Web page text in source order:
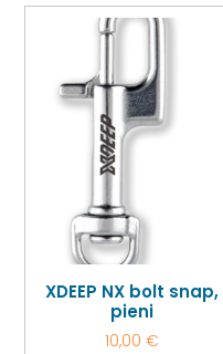
XDEEP NX bolt snap,
pieni
10,00 €